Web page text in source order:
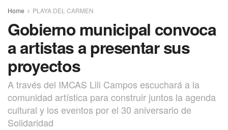
Home PLAYA DEL CARMEN
Gobierno municipal convoca
a artistas a presentar sus
proyectos
A través del IMCAS Lili Campos escuchará a la
comunidad artística para construir juntos la agenda
cultural y los eventos por el 30 aniversario de
Solidaridad